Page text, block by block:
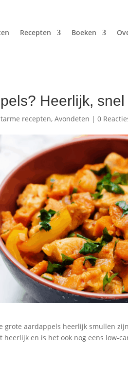
Recepten Boeken
Heerlijk,
recepten,Avondeten |0
grote aardappels heerlijk smullen
en is het ook nog eens low-